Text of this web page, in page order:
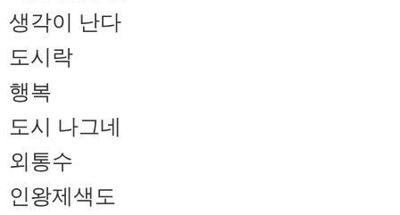
생각이 난다
도시락
행복
도시 나그네
외통수
인왕제색도